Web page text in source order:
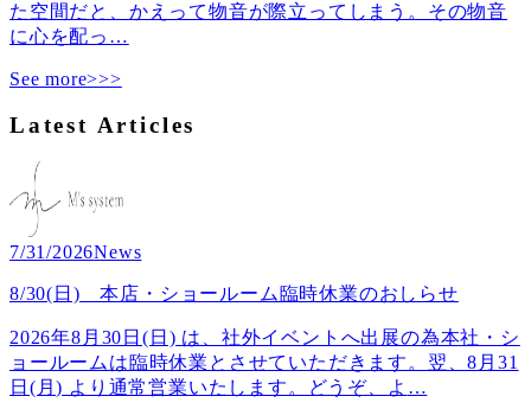
た空間だと、かえって物音が際立ってしまう。その物音
に心を配っ …
See more>>>
Latest Articles
7/31/2026News
8/30(日) 本店・ショールーム臨時休業のおしらせ
2026年8月30日(日) は、社外イベントへ出展の為本社・シ
ョールームは臨時休業とさせていただきます。翌、8月31
日(月) より通常営業いたします。どうぞ、よ …